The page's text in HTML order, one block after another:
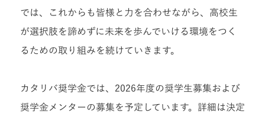
では、これからも皆様と力を合わせながら、高校生
が選択肢を諦めずに未来を歩んでいける環境をつく
るための取り組みを続けていきます。
カタリバ奨学金では、2026年度の奨学生募集および
奨学金メンターの募集を予定しています。詳細は決定